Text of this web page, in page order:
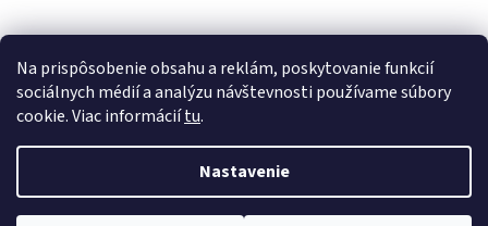
Na prispôsobenie obsahu a reklám, poskytovanie funkcií
sociálnych médií a analýzu návštevnosti používame súbory
cookie. Viac informáciítu.
Nastavenie
Copyright 2026lacne-dekoracie.sk. Všetky práva vyhradené.